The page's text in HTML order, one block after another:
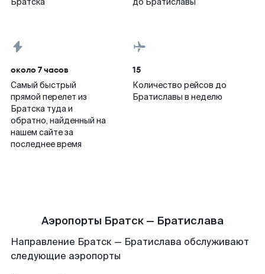
около 7 часов
Самый быстрый
прямой перелет из
Братска туда и
обратно, найденный на
нашем сайте за
последнее время
15
Количество рейсов до
Братиславы в неделю
Аэропорты Братск — Братислава
Направление Братск — Братислава обслуживают
следующие аэропорты